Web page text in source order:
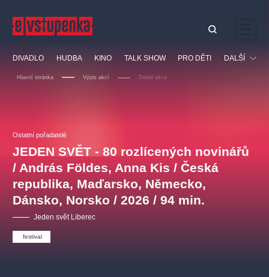
DIVADLO HUDBA KINO TALK SHOW PRO DĚTI DALŠÍ
Vzdělávací
Hlavní stránka Výpis akcí Detail akce
Ostatní pořadatelé
JEDEN SVĚT - 80 rozlícených novinářů
/ András Földes, Anna Kis / Česká
republika, Maďarsko, Německo,
Dánsko, Norsko / 2026 / 94 min.
Jeden svět Liberec
festival
Nejnavštěvovanější
doporučujeme